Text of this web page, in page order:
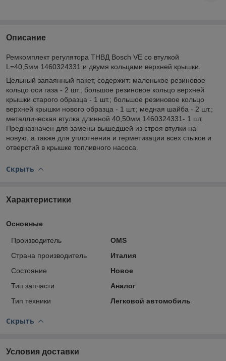
Описание
Ремкомплект регулятора ТНВД Bosch VE со втулкой
L=40,5мм 1460324331 и двумя кольцами верхней крышки.
Цельный запаянный пакет, содержит: маленькое резиновое
кольцо оси газа - 2 шт.; большое резиновое кольцо верхней
крышки старого образца - 1 шт.; большое резиновое кольцо
верхней крышки нового образца - 1 шт.; медная шайба - 2 шт.;
металлическая втулка длинной 40,50мм 1460324331- 1 шт.
Предназначен для замены вышедшей из строя втулки на
новую, а также для уплотнения и герметизации всех стыков и
отверстий в крышке топливного насоса.
Скрыть
Характеристики
Основные
Производитель
OMS
Страна производитель
Италия
Состояние
Новое
Тип запчасти
Аналог
Тип техники
Легковой автомобиль
Скрыть
Условия доставки